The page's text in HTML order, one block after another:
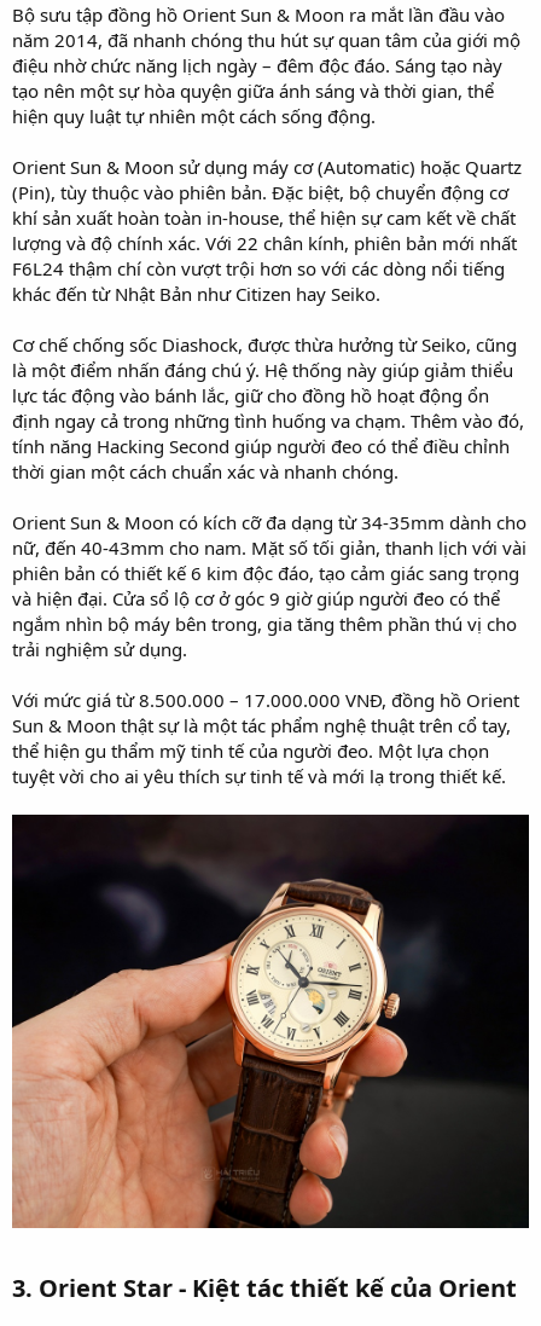
Bộ sưu tập đồng hồ Orient Sun & Moon ra mắt lần đầu vào
năm 2014, đã nhanh chóng thu hút sự quan tâm của giới mộ
điệu nhờ chức năng lịch ngày – đêm độc đáo. Sáng tạo này
tạo nên một sự hòa quyện giữa ánh sáng và thời gian, thể
hiện quy luật tự nhiên một cách sống động.
Orient Sun & Moon sử dụng máy cơ (Automatic) hoặc Quartz
(Pin), tùy thuộc vào phiên bản. Đặc biệt, bộ chuyển động cơ
khí sản xuất hoàn toàn in-house, thể hiện sự cam kết về chất
lượng và độ chính xác. Với 22 chân kính, phiên bản mới nhất
F6L24 thậm chí còn vượt trội hơn so với các dòng nổi tiếng
khác đến từ Nhật Bản như Citizen hay Seiko.
Cơ chế chống sốc Diashock, được thừa hưởng từ Seiko, cũng
là một điểm nhấn đáng chú ý. Hệ thống này giúp giảm thiểu
lực tác động vào bánh lắc, giữ cho đồng hồ hoạt động ổn
định ngay cả trong những tình huống va chạm. Thêm vào đó,
tính năng Hacking Second giúp người đeo có thể điều chỉnh
thời gian một cách chuẩn xác và nhanh chóng.
Orient Sun & Moon có kích cỡ đa dạng từ 34-35mm dành cho
nữ, đến 40-43mm cho nam. Mặt số tối giản, thanh lịch với vài
phiên bản có thiết kế 6 kim độc đáo, tạo cảm giác sang trọng
và hiện đại. Cửa sổ lộ cơ ở góc 9 giờ giúp người đeo có thể
ngắm nhìn bộ máy bên trong, gia tăng thêm phần thú vị cho
trải nghiệm sử dụng.
Với mức giá từ 8.500.000 – 17.000.000 VNĐ, đồng hồ Orient
Sun & Moon thật sự là một tác phẩm nghệ thuật trên cổ tay,
thể hiện gu thẩm mỹ tinh tế của người đeo. Một lựa chọn
tuyệt vời cho ai yêu thích sự tinh tế và mới lạ trong thiết kế.
3. Orient Star - Kiệt tác thiết kế của Orient​